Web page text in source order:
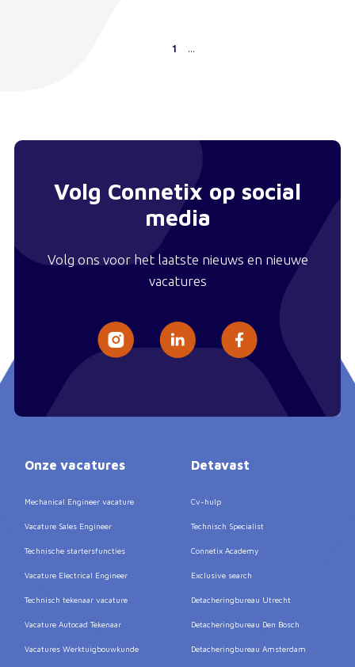
1 ...
Volg Connetix op social
media
Volg ons voor het laatste nieuws en nieuwe
vacatures
Onze vacatures
Mechanical Engineer vacature
Vacature Sales Engineer
Technische startersfuncties
Vacature Electrical Engineer
Technisch tekenaar vacature
Vacature Autocad Tekenaar
Vacatures Werktuigbouwkunde
Detavast
Cv-hulp
Technisch Specialist
Connetix Academy
Exclusive search
Detacheringbureau Utrecht
Detacheringbureau Den Bosch
Detacheringbureau Amsterdam